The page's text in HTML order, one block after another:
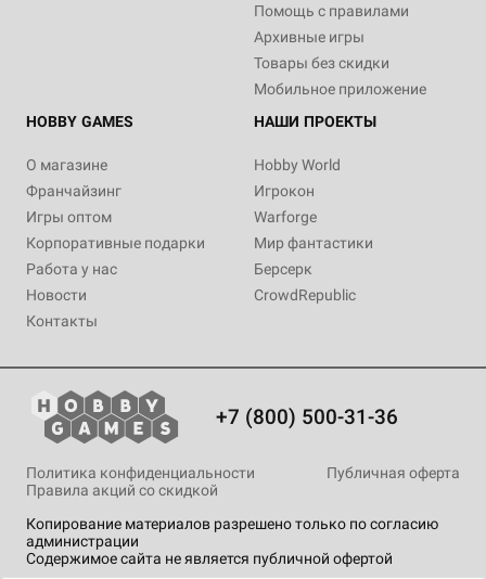
Помощь с правилами
Архивные игры
Товары без скидки
Мобильное приложение
HOBBY GAMES
О магазине
Франчайзинг
Игры оптом
Корпоративные подарки
Работа у нас
Новости
Контакты
НАШИ ПРОЕКТЫ
Hobby World
Игрокон
Warforge
Мир фантастики
Берсерк
CrowdRepublic
+7 (800) 500-31-36
Копирование материалов разрешено только по согласию
администрации
Содержимое сайта не является публичной офертой
Политика конфиденциальности
Публичная оферта
Правила акций со скидкой